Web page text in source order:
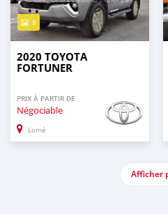
8
2020 TOYOTA
FORTUNER
PRIX À PARTIR DE
Négociable
Lomé
Afficher